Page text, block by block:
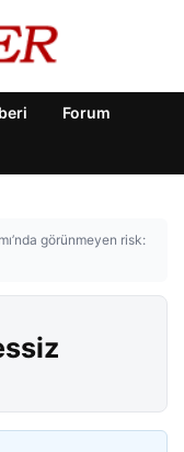
Forum
görünmeyen risk: